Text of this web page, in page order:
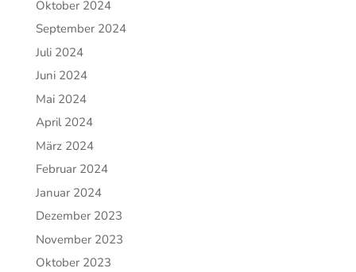
Oktober 2024
September 2024
Juli 2024
Juni 2024
Mai 2024
April 2024
März 2024
Februar 2024
Januar 2024
Dezember 2023
November 2023
Oktober 2023